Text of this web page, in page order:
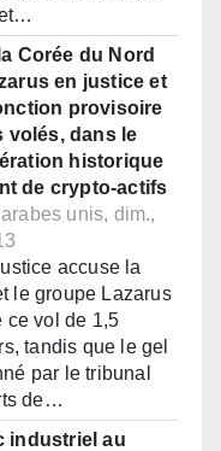
Corée du Nord
en justice et
provisoire
volés, dans le
historique
de crypto-actifs
unis, dim.,
accuse la
le groupe Lazarus
ce vol de 1,5
tandis que le gel
par le tribunal
de…
industriel au